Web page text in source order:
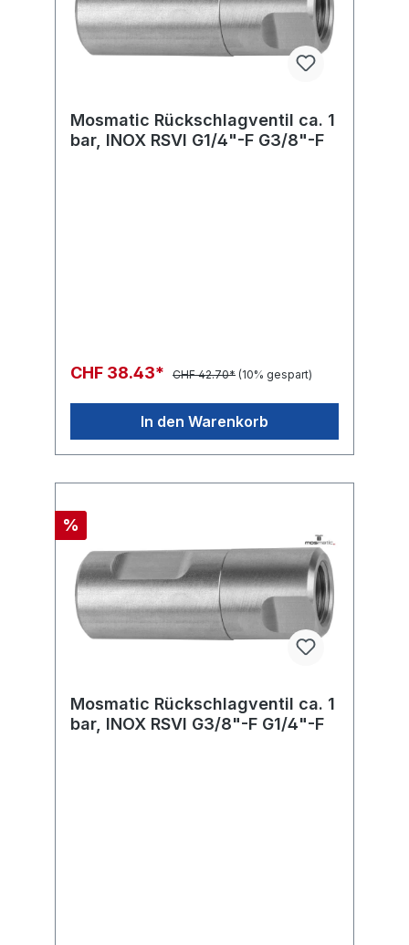
Mosmatic Rückschlagventil ca. 1
bar, INOX RSVI G1/4"-F G3/8"-F
CHF 38.43* CHF 42.70* (10% gespart)
In den Warenkorb
%
Mosmatic Rückschlagventil ca. 1
bar, INOX RSVI G3/8"-F G1/4"-F